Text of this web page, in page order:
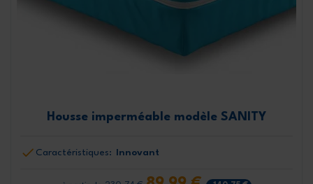
Housse imperméable modèle SANITY
Caractéristiques: Innovant